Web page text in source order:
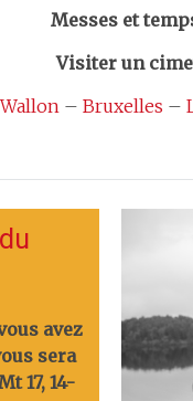
Messes et
Visiter un
– Bruxelles –
avez
sera
17, 14-